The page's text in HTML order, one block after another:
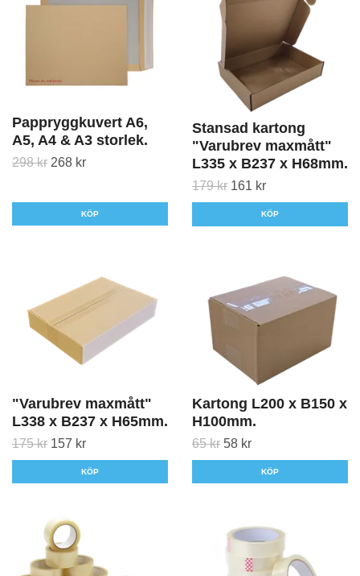
Pappryggkuvert A6,
A5, A4 & A3 storlek.
298 kr 268 kr
KÖP
Stansad kartong
"Varubrev maxmått"
L335 x B237 x H68mm.
179 kr 161 kr
KÖP
"Varubrev maxmått"
L338 x B237 x H65mm.
175 kr 157 kr
KÖP
Kartong L200 x B150 x
H100mm.
65 kr 58 kr
KÖP